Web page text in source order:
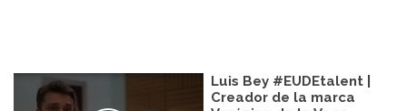
Luis Bey #EUDEtalent |
Creador de la marca